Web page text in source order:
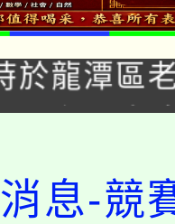
29、30在
於龍潭區
內行報名
運動會8/
息-競